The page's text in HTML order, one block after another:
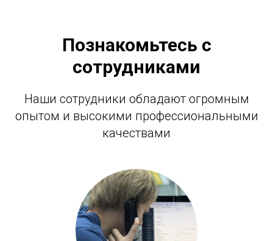
Познакомьтесь с
сотрудниками
Наши сотрудники обладают огромным
опытом и высокими профессиональными
качествами